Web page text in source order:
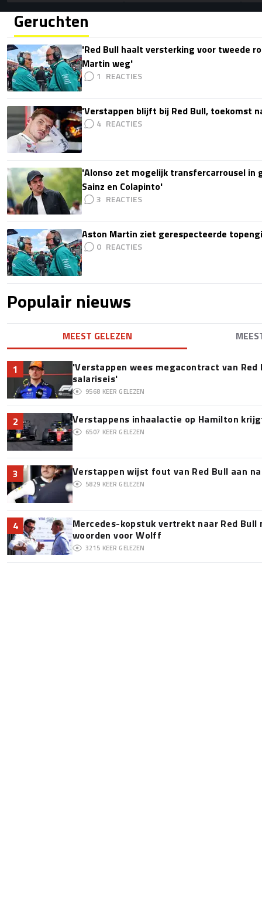
Geruchten
'Red Bull haalt versterking voor tweede
Martin weg'
1
'Verstappen blijft bij Red Bull, toekomst
4
'Alonso zet mogelijk transfercarrousel in
Sainz en Colapinto'
3
Aston Martin ziet gerespecteerde
0
Populair nieuws
MEEST GELEZEN
1
'Verstappen wees megacontract van
salariseis'
9568 KEER GELEZEN
2 Verstappens inhaalactie op Hamilton
6507 KEER GELEZEN
3 Verstappen wijst fout van Red Bull aan
5829 KEER GELEZEN
4
Mercedes-kopstuk vertrekt naar Red
woorden voor Wolff
3215 KEER GELEZEN